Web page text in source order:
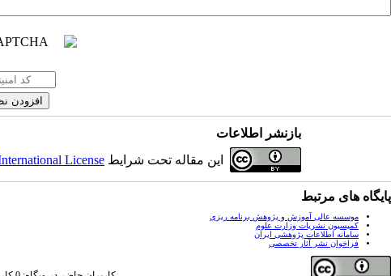
بازنشر اطلاعات
این مقاله تحت شرایط License
پایگاه های مرتبط
موسسه عالی آموزش و پژوهش برنامه ریزی
کمیسیون نشریات وزارت علوم
سامانه اطلاعات پژوهشی ایران
فراخوان نشر آثار تخصصی